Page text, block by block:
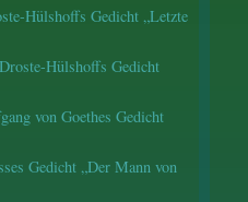
Hülshoffs Gedicht „Letzte
Hülshoffs Gedicht
von Goethes Gedicht
Gedicht „Der Mann von